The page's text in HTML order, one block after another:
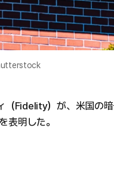
（Fidelity）が、米国の
表明した。